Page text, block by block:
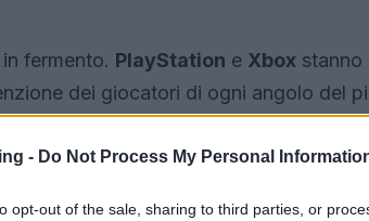
- Do Not Process My Personal
opt-out of the sale, sharing to third parties, or
fermento. PlayStation e Xbox stanno
dei giocatori di ogni angolo del
di quest’anno.